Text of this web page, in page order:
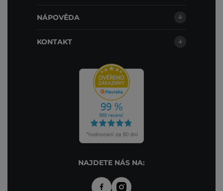
NÁPOVĚDA
KONTAKT
NAJDETE NÁS NA: